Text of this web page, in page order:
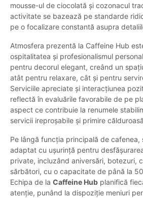
mousse-ul de ciocolată și cozonacul
activitate se bazează pe standarde
pe o focalizare constantă asupra
Atmosfera prezentă la Caffeine Hub
ospitalitatea și profesionalismul
pentru decorul elegant, creând un
atât pentru relaxare, cât și pentru
Serviciile apreciate și interacțiunea
reflectă în evaluările favorabile de pe
aspect ce contribuie la renumele
servicii ireproșabile și primire
Pe lângă funcția principală de cafenea,
adaptat cu ușurință pentru
private, incluzând aniversări, botezuri,
sărbători, cu o capacitate de până la
Echipa de la Caffeine Hub planifică
atenție, punând la dispoziție meniuri